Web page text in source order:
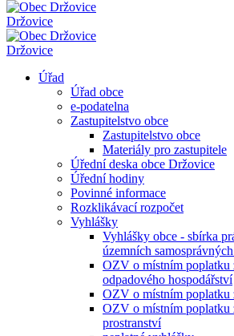
Držovice
Držovice
Úřad
Úřad obce
e-podatelna
Zastupitelstvo obce
Zastupitelstvo obce
Materiály pro zastupitele
Úřední deska obce Držovice
Úřední hodiny
Povinné informace
Rozklikávací rozpočet
Vyhlášky
Vyhlášky obce - sbírka
územních
OZV o místním poplatku
odpadového hospodářství
OZV o místním poplatku
OZV o místním poplatku
prostranství